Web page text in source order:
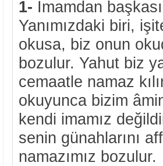
1- İmamdan
Yanımızdaki biri,
okusa, biz onun
bozulur. Yahut biz
cemaatle namaz
okuyunca bizim
kendi imamız
senin günahlarını
namazımız bozulur.